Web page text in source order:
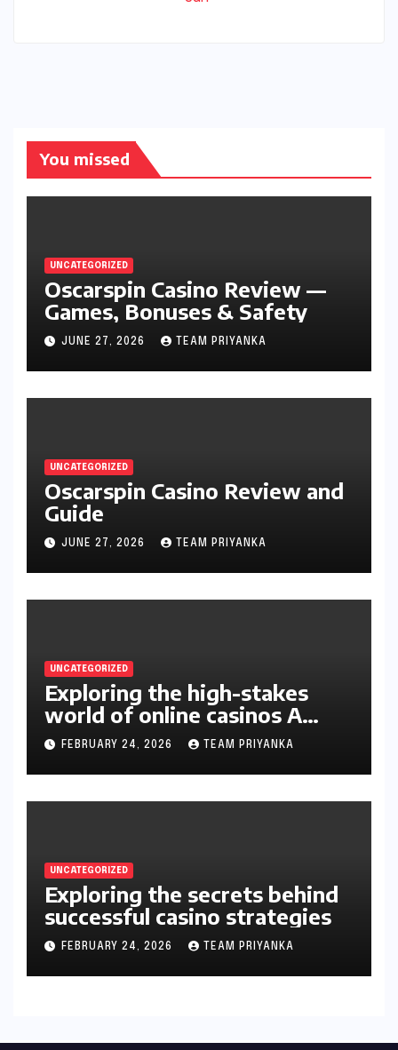
You missed
UNCATEGORIZED
Oscarspin Casino Review —
Games, Bonuses & Safety
JUNE 27, 2026 TEAM PRIYANKA
UNCATEGORIZED
Oscarspin Casino Review and
Guide
JUNE 27, 2026 TEAM PRIYANKA
UNCATEGORIZED
Exploring the high-stakes
world of online casinos A
gambler’s guide
FEBRUARY 24, 2026 TEAM PRIYANKA
UNCATEGORIZED
Exploring the secrets behind
successful casino strategies
FEBRUARY 24, 2026 TEAM PRIYANKA